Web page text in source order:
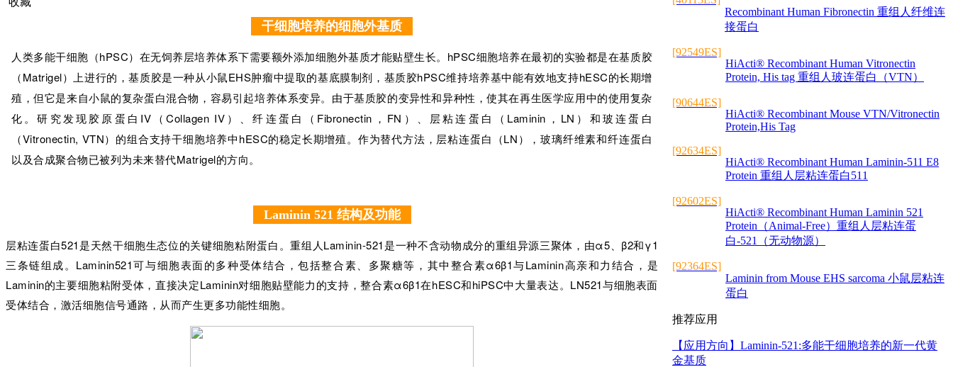
干细胞培养的细胞外基质
人类多能干细胞（hPSC）在无饲养层培养体系下需要额外添加细胞外基质才能贴壁生长。hPSC细胞培养在最初的实验都是在基质胶
（Matrigel）上进行的，基质胶是一种从小鼠EHS肿瘤中提取的基底膜制剂，基质胶hPSC维持培养基中能有效地支持hESC的长期增
殖，但它是来自小鼠的复杂蛋白混合物，容易引起培养体系变异。由于基质胶的变异性和异种性，使其在再生医学应用中的使用复杂
化。研究发现胶原蛋白IV（Collagen IV）、纤连蛋白（Fibronectin，FN）、层粘连蛋白（Laminin，LN）和玻连蛋白
（Vitronectin, VTN）的组合支持干细胞培养中hESC的稳定长期增殖。作为替代方法，层粘连蛋白（LN），玻璃纤维素和纤连蛋白
以及合成聚合物已被列为未来替代Matrigel的方向。
Laminin 521 结构及功能
层粘连蛋白521是天然干细胞生态位的关键细胞粘附蛋白。重组人Laminin-521是一种不含动物成分的重组异源三聚体，由α5、β2和γ1
三条链组成。Laminin521可与细胞表面的多种受体结合，包括整合素、多聚糖等，其中整合素α6β1与Laminin高亲和力结合，是
Laminin的主要细胞粘附受体，直接决定Laminin对细胞贴壁能力的支持，整合素α6β1在hESC和hiPSC中大量表达。LN521与细胞表面
受体结合，激活细胞信号通路，从而产生更多功能性细胞。
Recombinant Human Fibronectin 重组人纤维连
接蛋白
[92549ES]
HiActi® Recombinant Human Vitronectin
Protein, His tag 重组人玻连蛋白（VTN）
[90644ES]
HiActi® Recombinant Mouse VTN/Vitronectin
Protein,His Tag
[92634ES]
HiActi® Recombinant Human Laminin-511 E8
Protein 重组人层粘连蛋白511
[92602ES]
HiActi® Recombinant Human Laminin 521
Protein（Animal-Free）重组人层粘连蛋
白-521（无动物源）
[92364ES]
Laminin from Mouse EHS sarcoma 小鼠层粘连
蛋白
推荐应用
【应用方向】 Laminin-521:多能干细胞培养的新一代黄
金基质